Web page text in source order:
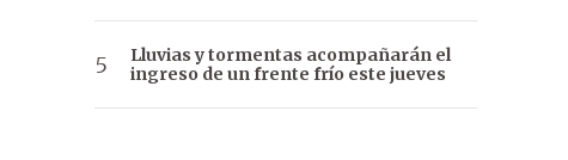
Lluvias y tormentas acompañarán el
ingreso de un frente frío este jueves